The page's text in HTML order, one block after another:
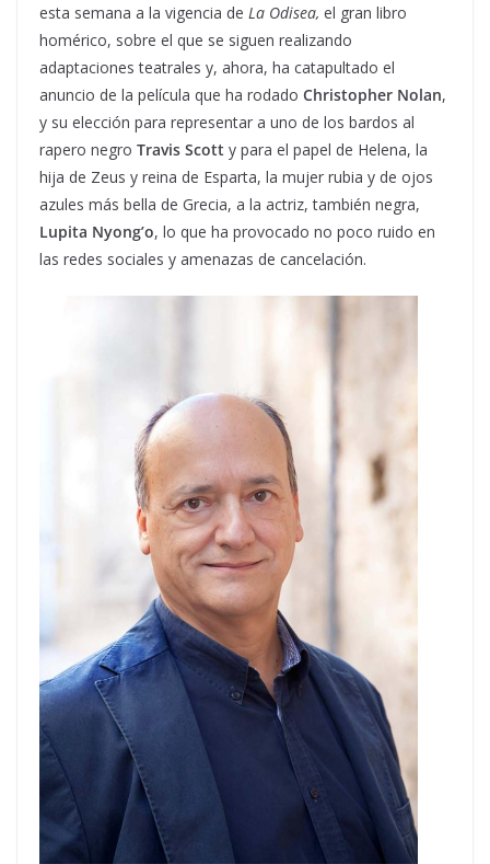
esta semana a la vigencia de La Odisea, el gran libro
homérico, sobre el que se siguen realizando
adaptaciones teatrales y, ahora, ha catapultado el
anuncio de la película que ha rodado Christopher Nolan,
y su elección para representar a uno de los bardos al
rapero negro Travis Scott y para el papel de Helena, la
hija de Zeus y reina de Esparta, la mujer rubia y de ojos
azules más bella de Grecia, a la actriz, también negra,
Lupita Nyong’o, lo que ha provocado no poco ruido en
las redes sociales y amenazas de cancelación.